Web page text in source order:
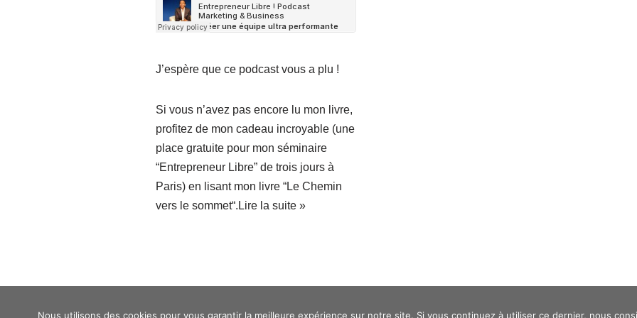
J’espère que ce podcast vous a plu !
Si vous n’avez pas encore lu mon livre,
profitez de mon cadeau incroyable (une
place gratuite pour mon séminaire
“Entrepreneur Libre” de trois jours à
Paris) en lisant mon livre “Le Chemin
vers le sommet“. Lire la suite »
Nous utilisons des cookies pour vous garantir la meilleure expérience sur notre site. Si vous continuez à utiliser ce dernier, nous